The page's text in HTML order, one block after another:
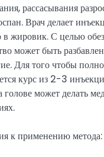
рассасывания
Врач делает
в жировик. С целью
может быть
Для того чтобы
курс из 2-3
может делать
к применению метода: